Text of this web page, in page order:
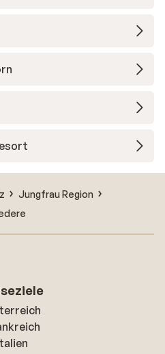
Jungfrau Region